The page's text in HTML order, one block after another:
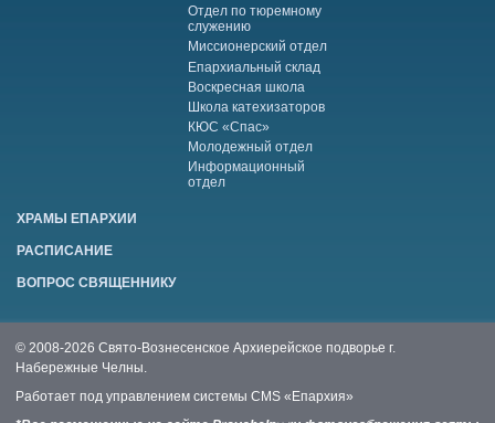
Отдел по тюремному
служению
Миссионерский отдел
Епархиальный склад
Воскресная школа
Школа катехизаторов
КЮС «Спас»
Молодежный отдел
Информационный
отдел
ХРАМЫ ЕПАРХИИ
РАСПИСАНИЕ
ВОПРОС СВЯЩЕННИКУ
© 2008-2026 Свято-Вознесенское Архиерейское подворье г.
Набережные Челны.
Работает под управлением системы CMS «Епархия»